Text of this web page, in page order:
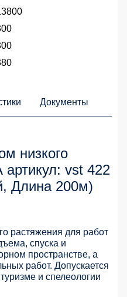
Документы
низкого
артикул: vst 422
Длина 200м)
растяжения для работ
спуска и
пространстве, а
работ. Допускается
и спелеологии